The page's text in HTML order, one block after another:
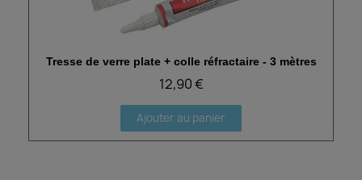
Aperçu rapide
Tresse de verre plate + colle réfractaire - 3 mètres
12,90 €
Ajouter au panier